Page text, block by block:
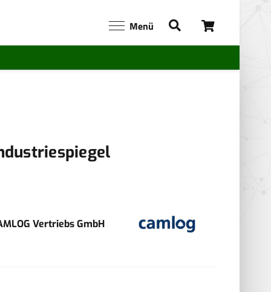
Menü
Vertriebs GmbH